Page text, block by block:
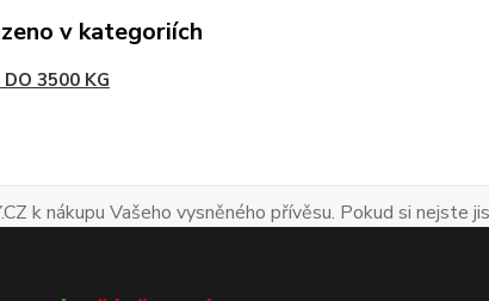
v kategoriích
DO 3500 KG
k nákupu Vašeho vysněného přívěsu. Pokud si